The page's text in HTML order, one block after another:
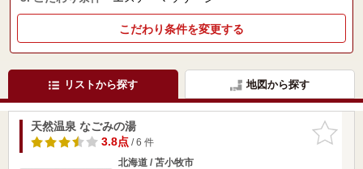
こだわり条件を変更する
リストから探す 地図から探す
お気に入
りに追加
天然温泉 なごみの湯
3.8点/ 6 件
北海道 / 苫小牧市